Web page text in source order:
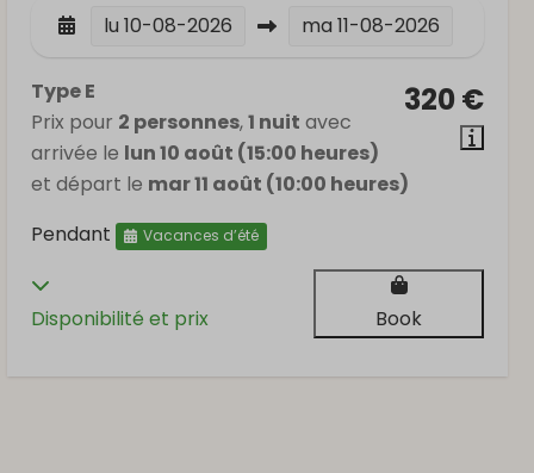
lu 10-08-2026 ma 11-08-2026
320 €
Type E
Prix pour 2 personnes,1 nuit avec
arrivée le lun 10 août (15:00 heures)
et départ le mar 11 août (10:00 heures)
Pendant
Vacances d’été
Disponibilité et prix Book